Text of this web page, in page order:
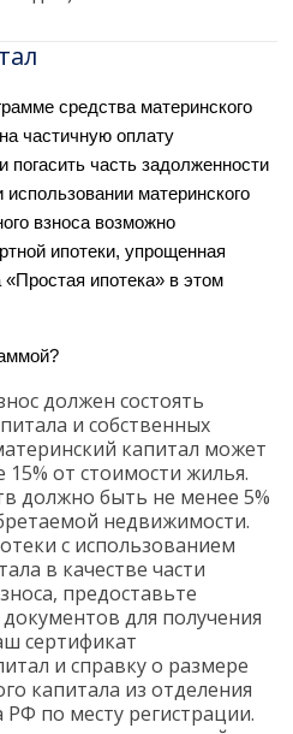
средства материнского
частичную оплату
погасить часть задолженности
материнского
взноса возможно
ипотеки, упрощенная
ипотека» в этом
должен состоять
и собственных
капитал может
15% от стоимости жилья.
должно быть не менее 5%
недвижимости.
с использованием
в качестве части
предоставьте
для получения
сертификат
и справку о размере
капитала из отделения
по месту регистрации.